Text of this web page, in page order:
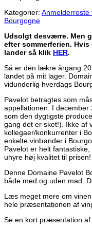
Kategorier: Anmelderroste
Bourgogne
Udsolgt desværre. Men
efter sommerferien.
lander så klik HER.
Så er den lækre årgang
landet på mit lager.
vidunderlig hverdags
Pavelot betragtes som
appellationen. I
som den dygtigste
gang det er sket!). Ikke af
kollegaer/konkurrenter i
enkelte vinbønder i
Pavelot er helt
uhyre høj kvalitet til prisen!
Denne Domaine Pavelot
både med og uden mad.
Læs meget mere om
hele præsentationen af
Se en kort præsentation